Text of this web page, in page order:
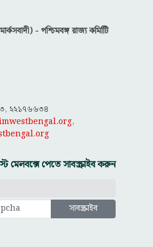
- পশ্চিমবঙ্গ রাজ্য কমিটিি
২২১৭৬৬৩৪
,
মেলবক্সে পেতে সাবস্ক্রাইব করুন